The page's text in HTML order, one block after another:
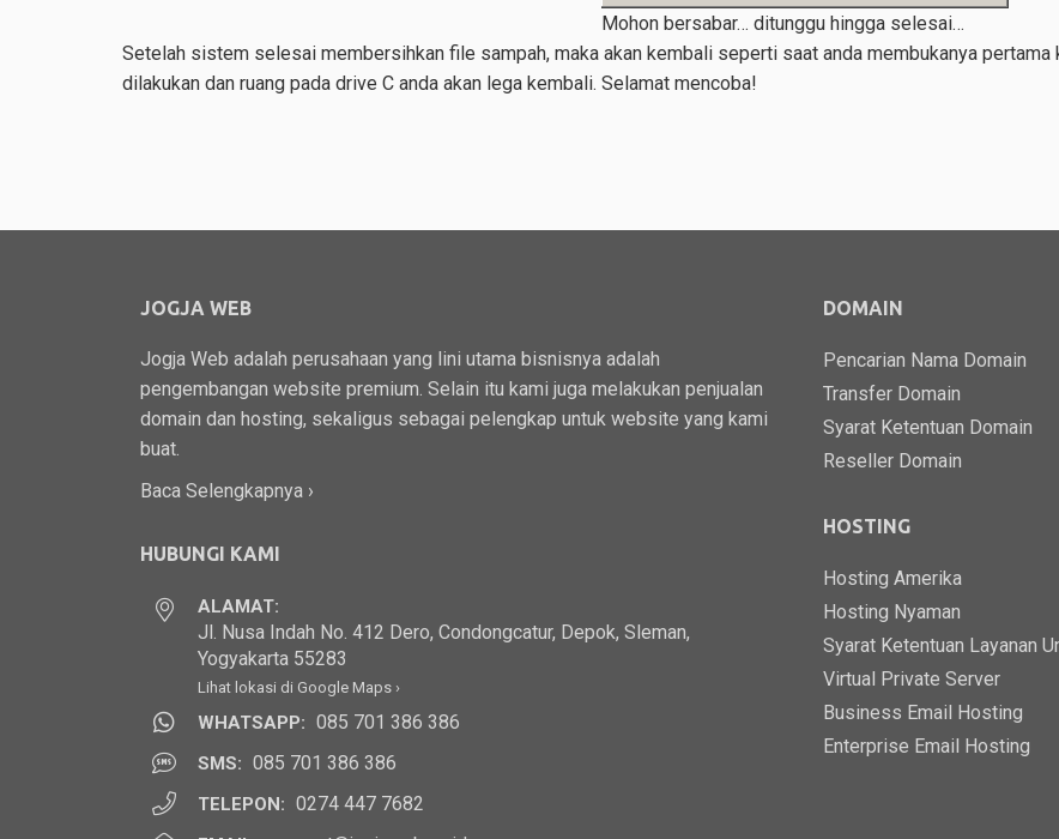
Mohon bersabar… ditunggu hingga selesai…
Setelah sistem selesai membersihkan file sampah, maka akan kembali seperti saat anda membukanya
dilakukan dan ruang pada drive C anda akan lega kembali. Selamat mencoba!
JOGJA WEB
Jogja Web adalah perusahaan yang lini utama bisnisnya adalah
pengembangan website premium. Selain itu kami juga melakukan penjualan
domain dan hosting, sekaligus sebagai pelengkap untuk website yang kami
buat.
Baca Selengkapnya ›
HUBUNGI KAMI
ALAMAT:
Jl. Nusa Indah No. 412 Dero, Condongcatur, Depok, Sleman,
Yogyakarta 55283
Lihat lokasi di Google Maps ›
WHATSAPP: 085 701 386 386
SMS: 085 701 386 386
TELEPON: 0274 447 7682
DOMAIN
Pencarian Nama Domain
Transfer Domain
Syarat Ketentuan Domain
Reseller Domain
HOSTING
Hosting Amerika
Hosting Nyaman
Syarat Ketentuan Layanan
Virtual Private Server
Business Email Hosting
Enterprise Email Hosting